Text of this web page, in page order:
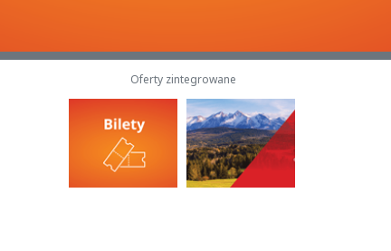
Oferty zintegrowane